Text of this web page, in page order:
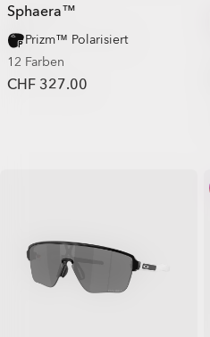
Sphaera™
Prizm™ Polarisiert
12 Farben
CHF 327.00